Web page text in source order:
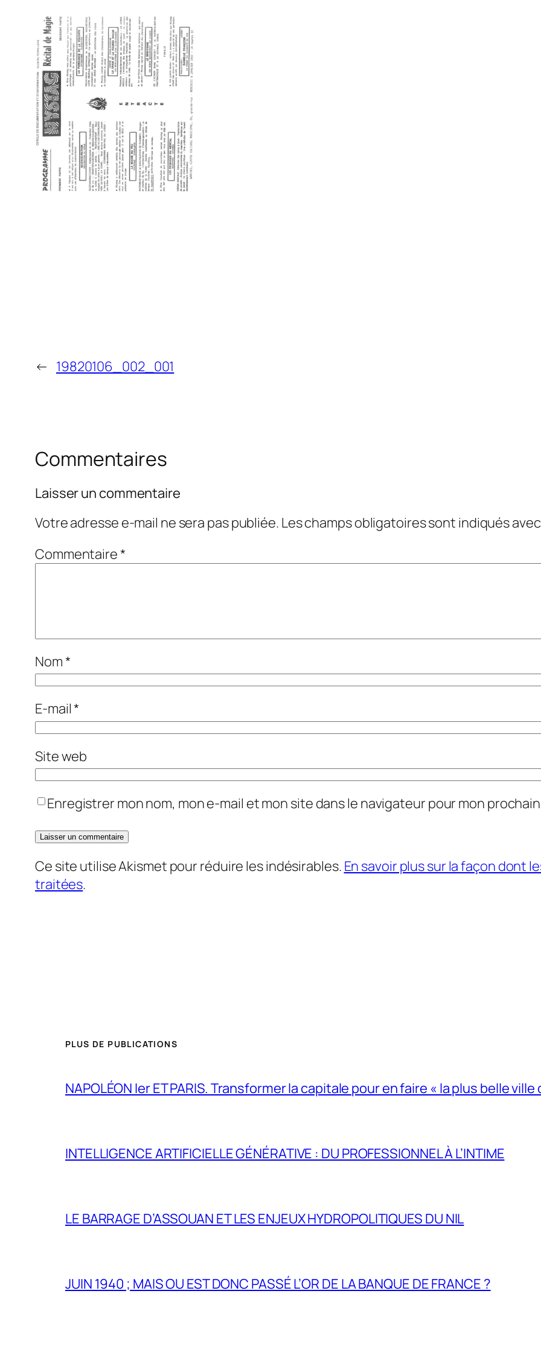
← 19820106_002_001
Commentaires
Laisser un commentaire
Votre adresse e-mail ne sera pas publiée. Les champs obligatoires sont indiqués
Commentaire*
Nom*
E-mail*
Site web
Enregistrer mon nom, mon e-mail et mon site dans le navigateur pour mon
Ce site utilise Akismet pour réduire les indésirables. En savoir plus sur la façon dont
traitées.
PLUS DE PUBLICATIONS
NAPOLÉON Ier ET PARIS. Transformer la capitale pour en faire « la plus belle
INTELLIGENCE ARTIFICIELLE GÉNÉRATIVE : DU PROFESSIONNEL À L’INTIME
LE BARRAGE D’ASSOUAN ET LES ENJEUX HYDROPOLITIQUES DU NIL
JUIN 1940 ; MAIS OU EST DONC PASSÉ L’OR DE LA BANQUE DE FRANCE ?